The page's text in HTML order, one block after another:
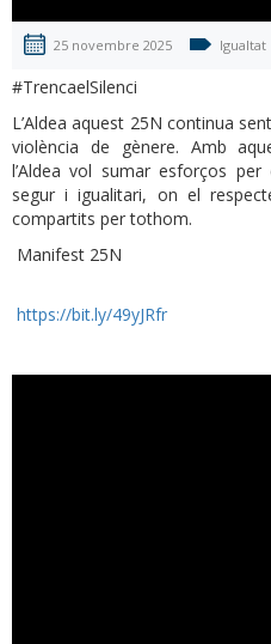
25 novembre 2025 Igualtat
#TrencaelSilenci
L’Aldea aquest 25N continua
violència de gènere. Amb
l’Aldea vol sumar esforços
segur i igualitari, on el
compartits per tothom.
Manifest 25N
https://bit.ly/49yJRfr